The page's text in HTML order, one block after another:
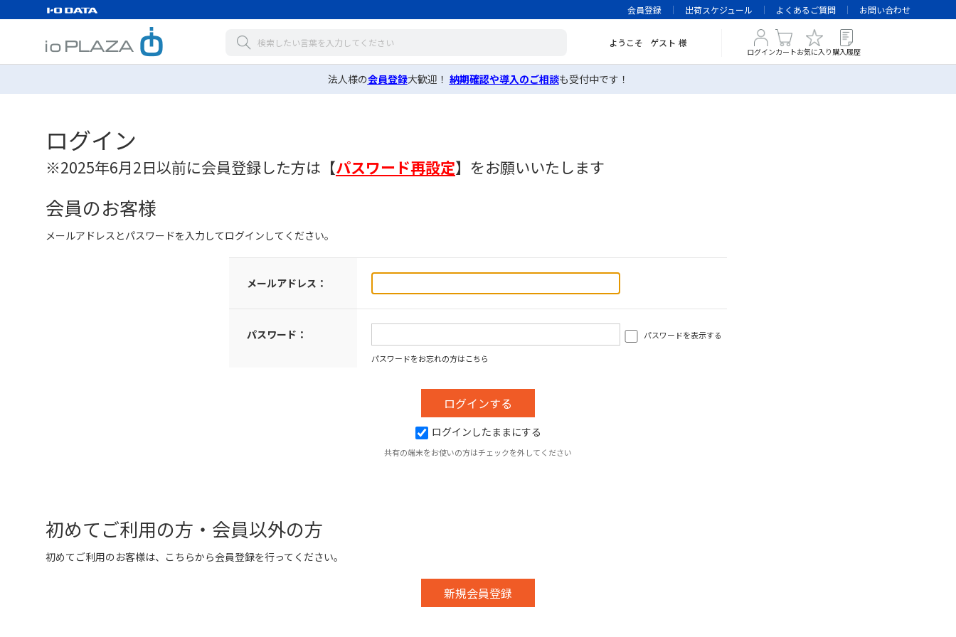
会員登録 出荷スケジュール よくあるご質問 お問い合わせ
ようこそ ゲスト 様
ログインカートお気に入り 購入履歴
法人様の会員登録大歓迎！ 納期確認や導入のご相談も受付中です！
ログイン
※2025年6月2日以前に会員登録した方は 【パスワード再設定】 をお願いいたします
会員のお客様
メールアドレスとパスワードを入力してログインしてください。
メールアドレス：
パスワード： パスワードを表示する
パスワードをお忘れの方はこちら
ログインしたままにする
共有の端末をお使いの方はチェックを外してください
初めてご利用の方・会員以外の方
初めてご利用のお客様は、こちらから会員登録を行ってください。